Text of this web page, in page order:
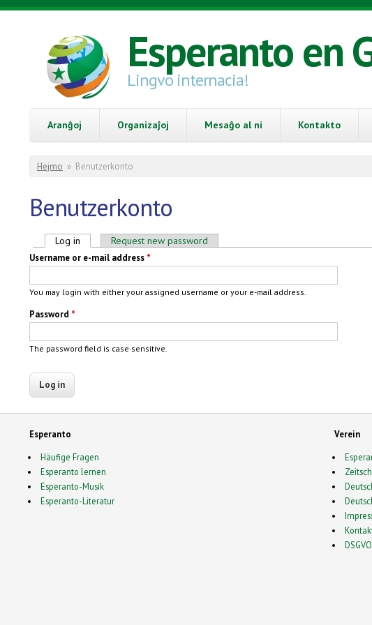
Skip to main content
Esperanto en
Lingvo internacia!
Aranĝoj Organizaĵoj Mesaĝo al ni Kontakto
You are here
Hejmo » Benutzerkonto
Benutzerkonto
Primary tabs
Log in (active tab)Request new password
Username or e-mail address *
You may login with either your assigned username or your e-mail address.
Password *
The password field is case sensitive.
Esperanto
Häufige Fragen
Esperanto lernen
Esperanto-Musik
Esperanto-Literatur
Verein